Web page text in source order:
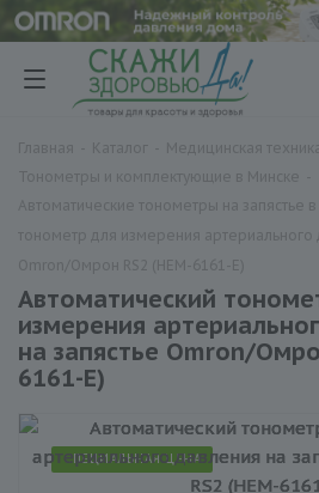
Автоматический
измерения
на запястье Omron/
6161-E)
СПЕЦИАЛЬНАЯ ЦЕНА